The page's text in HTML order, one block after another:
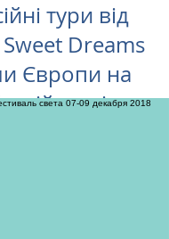
тури від
Sweet Dreams
Європи на
мові